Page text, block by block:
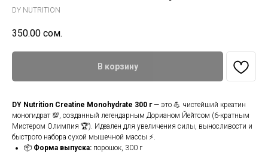
DY NUTRITION
350.00 сом.
В корзину
DY Nutrition Creatine Monohydrate 300 г— это 💪 чистейший креатин
моногидрат 💯, созданный легендарным Дорианом Йейтсом (6-кратным
Мистером Олимпия 🏆). Идеален для увеличения силы, выносливости и
быстрого набора сухой мышечной массы ⚡.
📦 Форма выпуска: порошок, 300 г